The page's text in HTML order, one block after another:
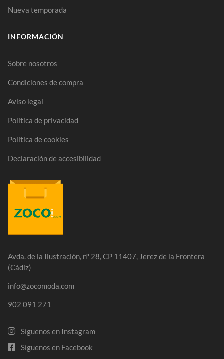
Nueva temporada
INFORMACIÓN
Sobre nosotros
Condiciones de compra
Aviso legal
Política de privacidad
Política de cookies
Declaración de accesibilidad
Avda. de la Ilustración, nº 28, CP 11407, Jerez de la Frontera
(Cádiz)
info@zocomoda.com
902 091 271
Síguenos en Instagram
Síguenos en Facebook